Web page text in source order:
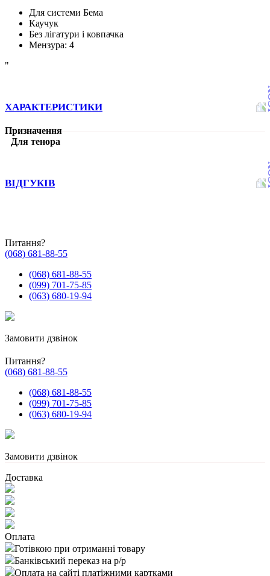
Для системи Бема
Каучук
Без лігатури і ковпачка
Мензура: 4
"
ХАРАКТЕРИСТИКИ
Призначення
Для тенора
ВІДГУКІВ
Питання?
(068) 681-88-55
(068) 681-88-55
(099) 701-75-85
(063) 680-19-94
Замовити дзвінок
Питання?
(068) 681-88-55
(068) 681-88-55
(099) 701-75-85
(063) 680-19-94
Замовити дзвінок
Доставка
Оплата
Готівкою при отриманні товару
Банківський переказ на р/р
Оплата на сайті платіжними картками